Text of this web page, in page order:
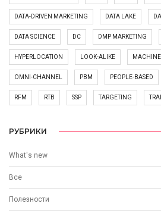
DATA-DRIVEN MARKETING DATA LAKE
DATA SCIENCE DC DMP MARKETING
HYPERLOCATION LOOK-ALIKE
OMNI-CHANNEL PBM PEOPLE-BASED
RFM RTB SSP TARGETING
РУБРИКИ
What's new
Все
Полезности